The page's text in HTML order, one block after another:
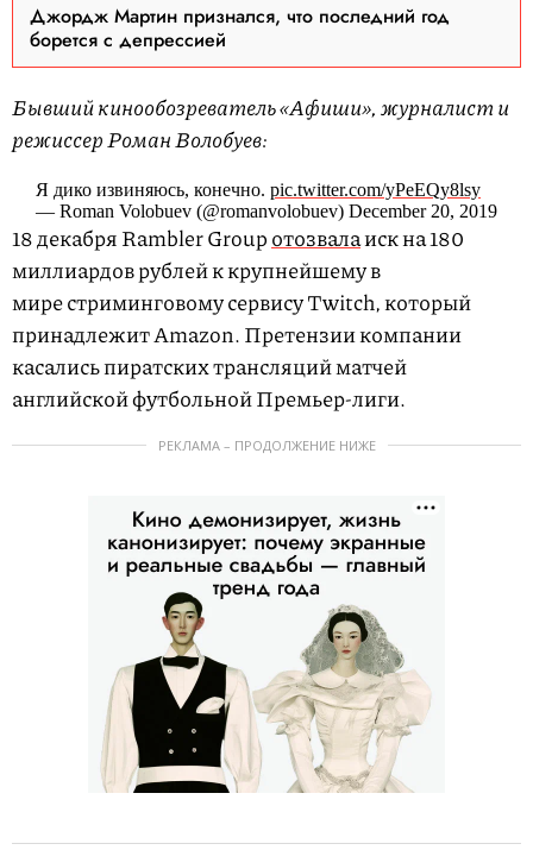
Джордж Мартин признался, что последний год
борется с депрессией
Бывший кинообозреватель «Афиши», журналист и
режиссер Роман Волобуев:
Я дико извиняюсь, конечно. pic.twitter.com/yPeEQy8lsy
— Roman Volobuev (@romanvolobuev) December 20, 2019
18 декабря Rambler Groupотозвалаиск на 180
миллиардов рублей к крупнейшему в
мире стриминговому сервису Twitch, который
принадлежит Amazon. Претензии компании
касались пиратских трансляций матчей
английской футбольной Премьер-лиги.
РЕКЛАМА – ПРОДОЛЖЕНИЕ НИЖЕ